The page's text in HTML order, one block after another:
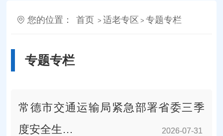
您的位置： 首页 > 适老专区 > 专题专栏
专题专栏
2026-07-31
常德市交通运输局紧急部署省委三季
度安全生…
2026-07-31